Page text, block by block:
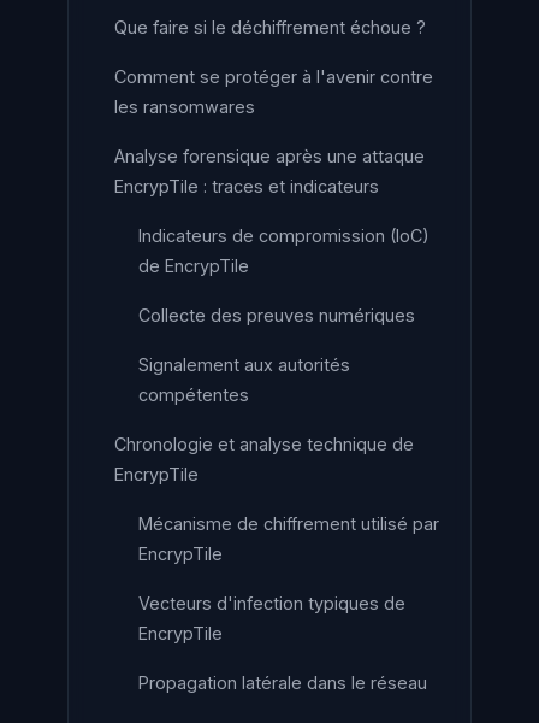
Que faire si le déchiffrement échoue ?
Comment se protéger à l'avenir contre
les ransomwares
Analyse forensique après une attaque
EncrypTile : traces et indicateurs
Indicateurs de compromission (IoC)
de EncrypTile
Collecte des preuves numériques
Signalement aux autorités
compétentes
Chronologie et analyse technique de
EncrypTile
Mécanisme de chiffrement utilisé par
EncrypTile
Vecteurs d'infection typiques de
EncrypTile
Propagation latérale dans le réseau